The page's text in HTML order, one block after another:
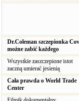
Dr.Coleman szczepionka
możne zabić każdego
Wszystkie zaszczepione istot
zaczną umierać jesienią
Cała prawda o World Trade
Center